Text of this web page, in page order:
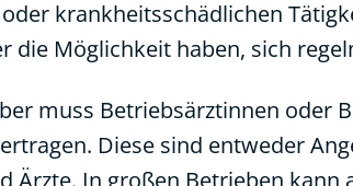
krankheitsschädlichen
die Möglichkeit haben, sich
muss Betriebsärztinnen oder
Diese sind entweder
Ärzte. In großen Betrieben